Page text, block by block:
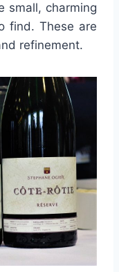
small, charming
find. These are
refinement.